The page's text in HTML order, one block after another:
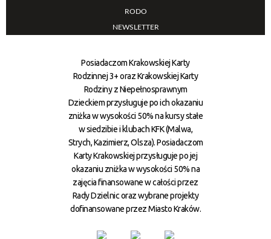
RODO
NEWSLETTER
Posiadaczom Krakowskiej Karty
Rodzinnej 3+ oraz Krakowskiej Karty
Rodziny z Niepełnosprawnym
Dzieckiem przysługuje po ich okazaniu
zniżka w wysokości 50% na kursy stałe
w siedzibie i klubach KFK (Malwa,
Strych, Kazimierz, Olsza). Posiadaczom
Karty Krakowskiej przysługuje po jej
okazaniu zniżka w wysokości 50% na
zajęcia finansowane w całości przez
Rady Dzielnic oraz wybrane projekty
dofinansowane przez Miasto Kraków.